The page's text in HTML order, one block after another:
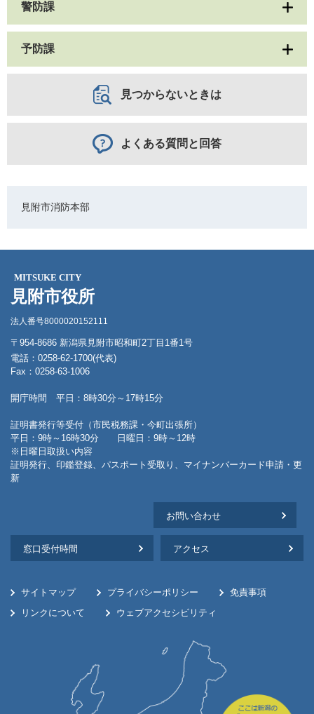
警防課
予防課
見つからないときは
よくある質問と回答
見附市消防本部
MITSUKE CITY
見附市役所
法人番号8000020152111
〒954-8686 新潟県見附市昭和町2丁目1番1号
電話：0258-62-1700(代表)
Fax：0258-63-1006
開庁時間 平日：8時30分～17時15分
証明書発行等受付（市民税務課・今町出張所）
平日：9時～16時30分 日曜日：9時～12時
※日曜日取扱い内容
証明発行、印鑑登録、パスポート受取り、マイナンバーカード申請・更
新
お問い合わせ
窓口受付時間 アクセス
サイトマップ プライバシーポリシー
免責事項
リンクについて
ウェブアクセシビリティ